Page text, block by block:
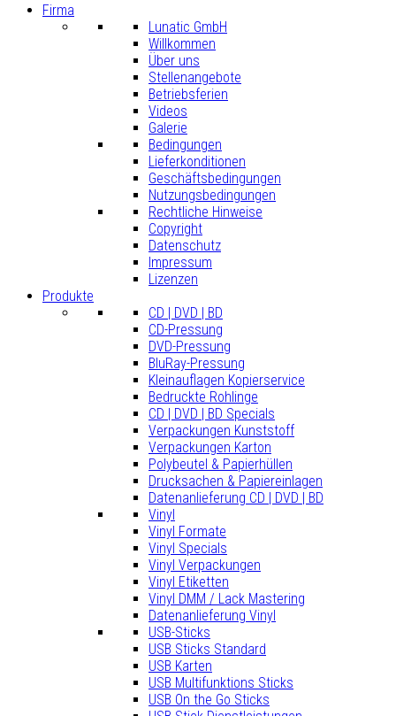
Firma
Lunatic GmbH
Willkommen
Über uns
Stellenangebote
Betriebsferien
Videos
Galerie
Bedingungen
Lieferkonditionen
Geschäftsbedingungen
Nutzungsbedingungen
Rechtliche Hinweise
Copyright
Datenschutz
Impressum
Lizenzen
Produkte
CD | DVD | BD
CD-Pressung
DVD-Pressung
BluRay-Pressung
Kleinauflagen Kopierservice
Bedruckte Rohlinge
CD | DVD | BD Specials
Verpackungen Kunststoff
Verpackungen Karton
Polybeutel & Papierhüllen
Drucksachen & Papiereinlagen
Datenanlieferung CD | DVD | BD
Vinyl
Vinyl Formate
Vinyl Specials
Vinyl Verpackungen
Vinyl Etiketten
Vinyl DMM / Lack Mastering
Datenanlieferung Vinyl
USB-Sticks
USB Sticks Standard
USB Karten
USB Multifunktions Sticks
USB On the Go Sticks